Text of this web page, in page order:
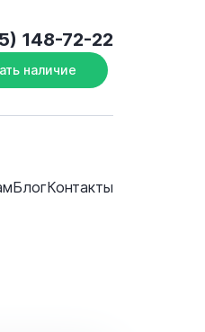
148-72-22
наличие
БлогКонтакты